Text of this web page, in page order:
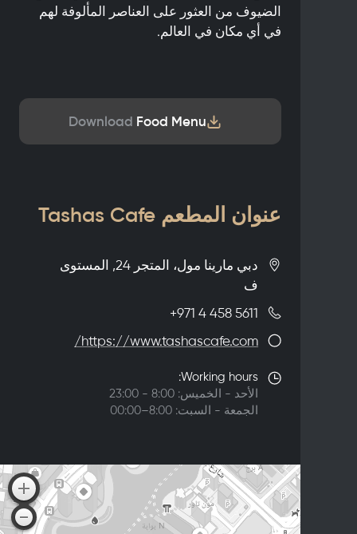
الضيوف من العثور على العناصر المألوفة لهم
في أي مكان في العالم.
Download Food Menu
عنوان المطعم Tashas Cafe
دبي مارينا مول، المتجر 24, المستوى
ف
+971 4 458 5611
https://www.tashascafe.com/
Working hours:
الأحد - الخميس: 8:00 - 23:00
الجمعة - السبت: 8:00–00:00